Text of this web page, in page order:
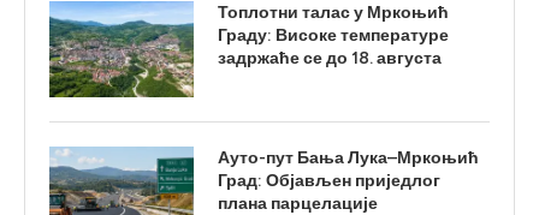
Топлотни талас у Мркоњић
Граду: Високе температуре
задржаће се до 18. августа
Ауто-пут Бања Лука–Мркоњић
Град: Објављен приједлог
плана парцелације